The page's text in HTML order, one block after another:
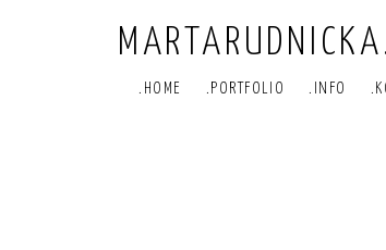
.HOME .PORTFOLIO .INFO